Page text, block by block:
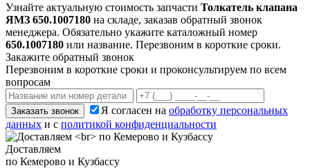
Узнайте актуальную стоимость запчасти Толкатель клапана
ЯМЗ 650.1007180 на складе, заказав обратный звонок
менеджера. Обязательно укажите каталожный номер
650.1007180 или название. Перезвоним в короткие сроки.
Закажите обратный звонок
Перезвоним в короткие сроки и проконсультируем по всем
вопросам
Заказать звонок Я согласен на обработку персональных
данных и с политикой конфиденциальности
Доставляем
по Кемерово и Кузбассу